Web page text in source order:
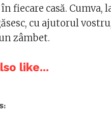
în fiecare casă. Cumva,
cu ajutorul
zâmbet.
like...